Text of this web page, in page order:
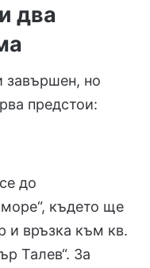
два
завършен, но
предстои:
до
където ще
и връзка към кв.
Талев“. За